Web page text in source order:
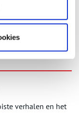
Visit Gooi
verhalen en het